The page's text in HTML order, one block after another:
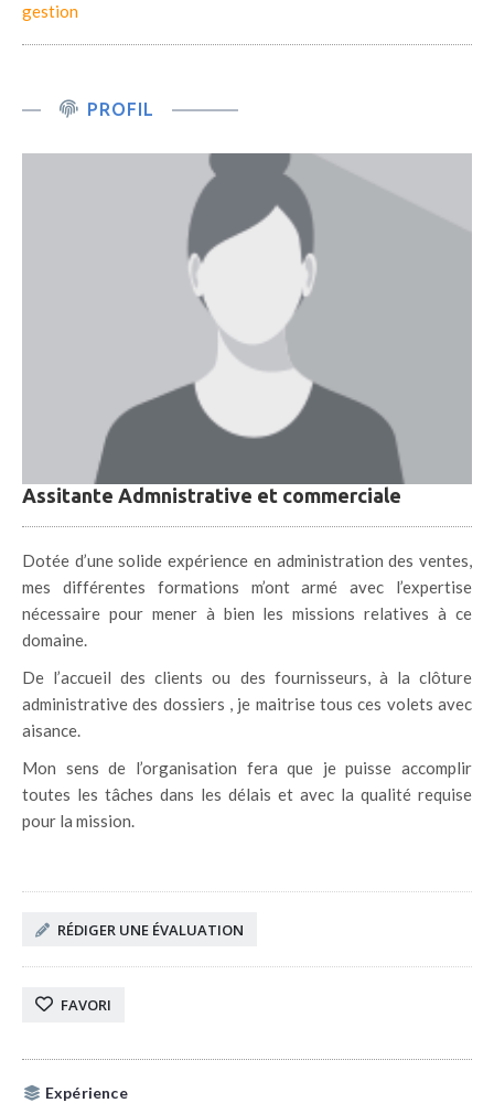
gestion
PROFIL
Assitante Admnistrative et commerciale
Dotée d’une solide expérience en administration des ventes,
mes différentes formations m’ont armé avec l’expertise
nécessaire pour mener à bien les missions relatives à ce
domaine.
De l’accueil des clients ou des fournisseurs, à la clôture
administrative des dossiers , je maitrise tous ces volets avec
aisance.
Mon sens de l’organisation fera que je puisse accomplir
toutes les tâches dans les délais et avec la qualité requise
pour la mission.
RÉDIGER UNE ÉVALUATION
FAVORI
Expérience